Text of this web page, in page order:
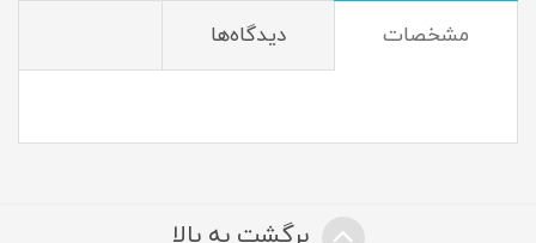
مشخصات دیدگاه‌ها
برگشت به بالا